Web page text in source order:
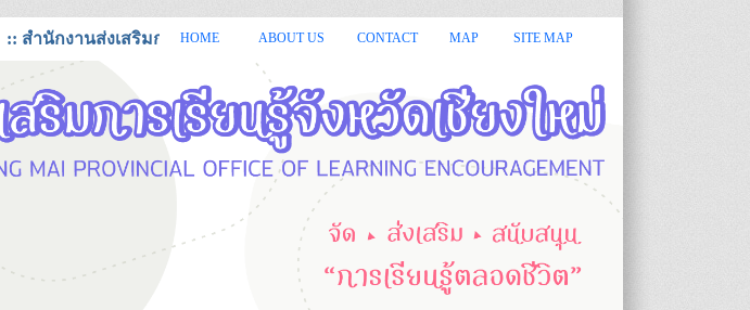
:: สำนักงานส่งเสริมการเรียนรู้จังหวัดเชียงใหม่ ยินดีต้อนรับ :: :: กรมส่งเสริมการเรียนรู้ หรือ สกร.มี
HOME ABOUT US CONTACT MAP SITE MAP